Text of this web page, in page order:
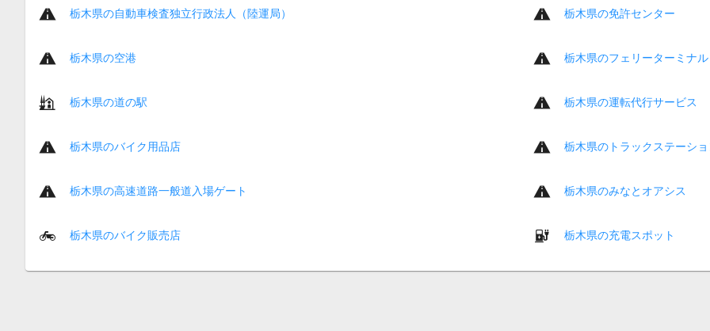
栃木県の自動車検査独立行政法人（陸運局） 栃木県の免許センター
栃木県の空港 栃木県のフェリーターミナル
栃木県の道の駅 栃木県の運転代行サービス
栃木県のバイク用品店 栃木県のトラックステーシ
栃木県の高速道路一般道入場ゲート 栃木県のみなとオアシス
栃木県のバイク販売店 栃木県の充電スポット